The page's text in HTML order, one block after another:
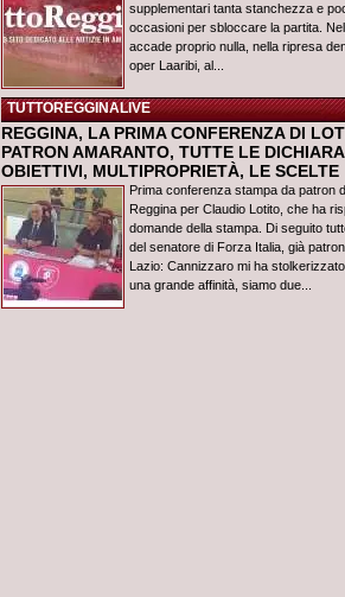
supplementari tanta stanchezza e
occasioni per sbloccare la partita.
accade proprio nulla, nella ripresa
oper Laaribi, al...
TUTTOREGGINALIVE
REGGINA, LA PRIMA CONFERENZA DI
PATRON AMARANTO, TUTTE LE
OBIETTIVI, MULTIPROPRIETÀ, LE SCELTE
Prima conferenza stampa da patron
Reggina per Claudio Lotito, che ha
domande della stampa. Di seguito
del senatore di Forza Italia, già
Lazio: Cannizzaro mi ha
una grande affinità, siamo due...